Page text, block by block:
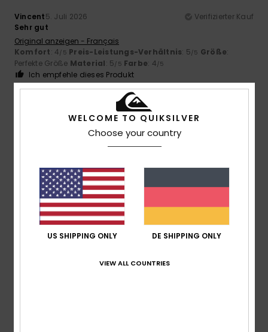
Vincent5. Juli 2026
Verifizierter Kauf
Sehr gut
Original anzeigen - Français
Komfort: 4/5 Preis-Leistungs-Verhältnis: 5/5 Größe:
Perfekte Größe Material: 5/5 Farbe: 4/5
Ich empfehle dieses Produkt
4/5
30. Juni 2026
Verifizierter Kauf
Okay, das erfüllt den Zweck.
Original anzeigen - Castellano
Komfort: 5/5 Preis-Leistungs-Verhältnis
Perfekte GrößeMaterial: 5/5 Farbe
1
WELCOME TO QUIKSILVER
Choose your country
US SHIPPING ONLY DE SHIPPING ONLY
VIEW ALL COUNTRIES